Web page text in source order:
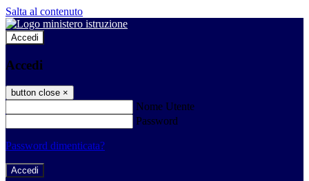
Salta al contenuto
Accedi
Accedi
button close ×
Nome Utente
Password
Password dimenticata?